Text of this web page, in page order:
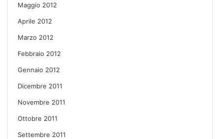
Maggio 2012
Aprile 2012
Marzo 2012
Febbraio 2012
Gennaio 2012
Dicembre 2011
Novembre 2011
Ottobre 2011
Settembre 2011